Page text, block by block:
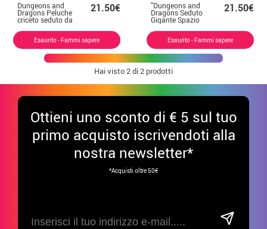
Dungeons and
Dragons Peluche
criceto seduto da
21.50€
Esaurito - Fammi sapere
"Dungeons and
Dragons Seduto
Gigante Spazio
Suino Peluche
8"""
21.50€
Esaurito - Fammi sapere
Hai visto2di 2 prodotti
Ottieni uno sconto di € 5 sul tuo
primo acquisto iscrivendoti alla
nostra newsletter*
*Acquisti oltre 50€